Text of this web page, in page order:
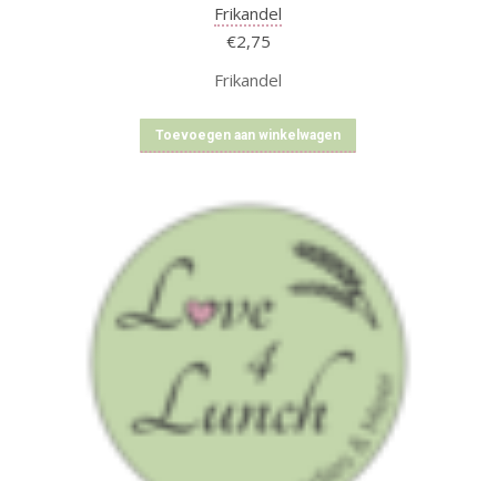
Frikandel
€2,75
Frikandel
Toevoegen aan winkelwagen